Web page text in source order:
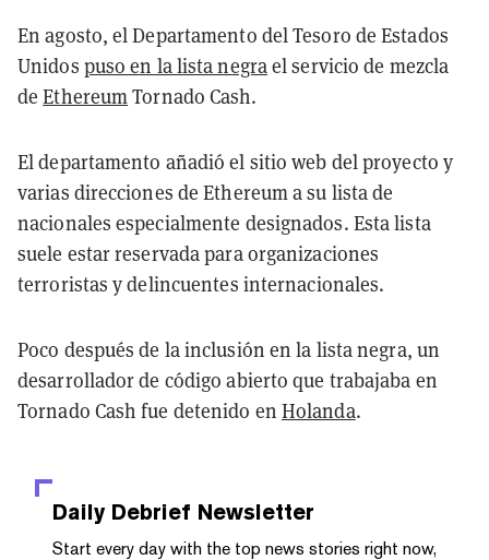
En agosto, el Departamento del Tesoro de Estados
Unidos puso en la lista negrael servicio de mezcla
deEthereumTornado Cash.
El departamento añadió el sitio web del proyecto y
varias direcciones de Ethereum a su lista de
nacionales especialmente designados. Esta lista
suele estar reservada para organizaciones
terroristas y delincuentes internacionales.
Poco después de la inclusión en la lista negra, un
desarrollador de código abierto que trabajaba en
Tornado Cash fue detenido en Holanda.
Daily Debrief Newsletter
Start every day with the top news stories right now,